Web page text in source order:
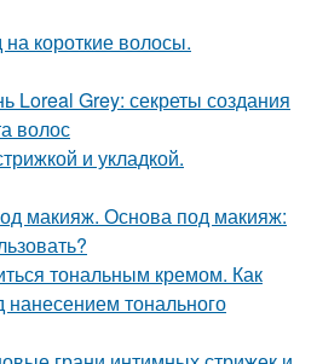
короткие волосы.
Loreal Grey: секреты создания
волос
и укладкой.
макияж. Основа под макияж:
тональным кремом. Как
нанесением тонального